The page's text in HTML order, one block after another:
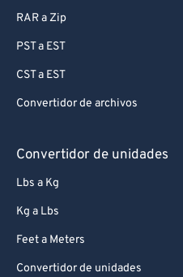
RAR a Zip
PST a EST
CST a EST
Convertidor de archivos
Convertidor de unidades
Lbs a Kg
Kg a Lbs
Feet a Meters
Convertidor de unidades